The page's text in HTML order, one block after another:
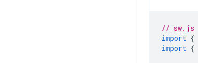
// sw.js
import {
import {